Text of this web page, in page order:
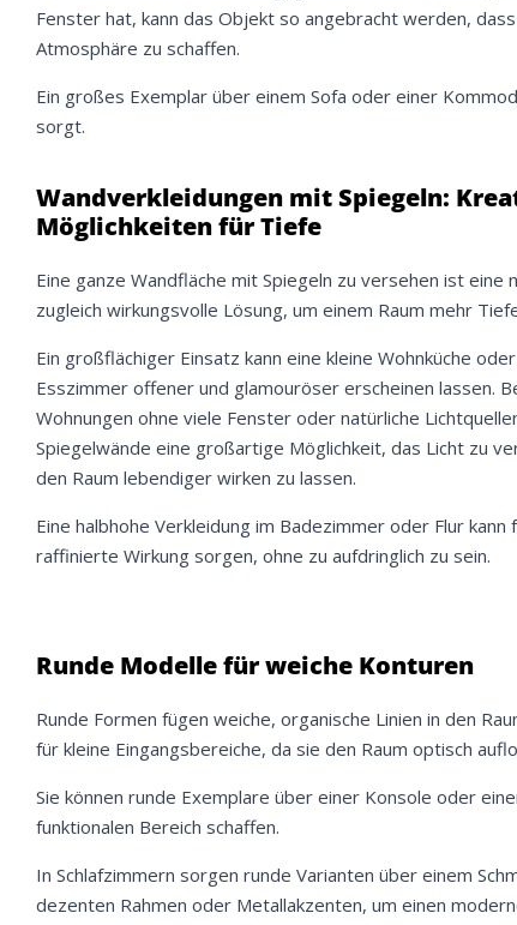
Fenster hat, kann das Objekt so angebracht werden,
Atmosphäre zu schaffen.
Ein großes Exemplar über einem Sofa oder einer
sorgt.
Wandverkleidungen mit Spiegeln:
Möglichkeiten für Tiefe
Eine ganze Wandfläche mit Spiegeln zu versehen ist eine
zugleich wirkungsvolle Lösung, um einem Raum mehr
Ein großflächiger Einsatz kann eine kleine Wohnküche
Esszimmer offener und glamouröser erscheinen lassen.
Wohnungen ohne viele Fenster oder natürliche
Spiegelwände eine großartige Möglichkeit, das Licht zu
den Raum lebendiger wirken zu lassen.
Eine halbhohe Verkleidung im Badezimmer oder Flur kann
raffinierte Wirkung sorgen, ohne zu aufdringlich zu sein.
Runde Modelle für weiche Konturen
Runde Formen fügen weiche, organische Linien in den
für kleine Eingangsbereiche, da sie den Raum optisch
Sie können runde Exemplare über einer Konsole oder
funktionalen Bereich schaffen.
In Schlafzimmern sorgen runde Varianten über einem
dezenten Rahmen oder Metallakzenten, um einen